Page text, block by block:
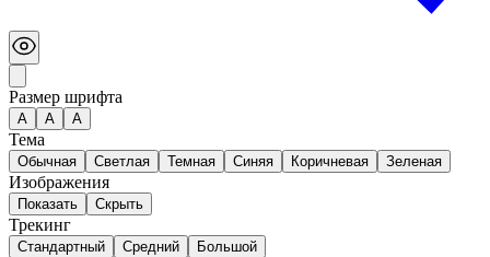
Размер шрифта
А A A
Тема
Обычная Светлая Темная Синяя Коричневая Зеленая
Изображения
Показать Скрыть
Трекинг
Стандартный Средний Большой